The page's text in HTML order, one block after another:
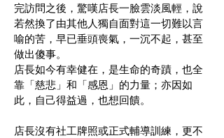
完訪問之後，驚嘆店長一臉雲淡風輕，說
若然換了由其他人獨自面對這一切難以言
喻的苦，早已垂頭喪氣，一沉不起，甚至
做出傻事。
店長如今有幸健在，是生命的奇蹟，也全
靠「慈悲」和「感恩」的力量；亦因如
此，自己得益過，也想回饋。
店長沒有社工牌照或正式輔導訓練，更不